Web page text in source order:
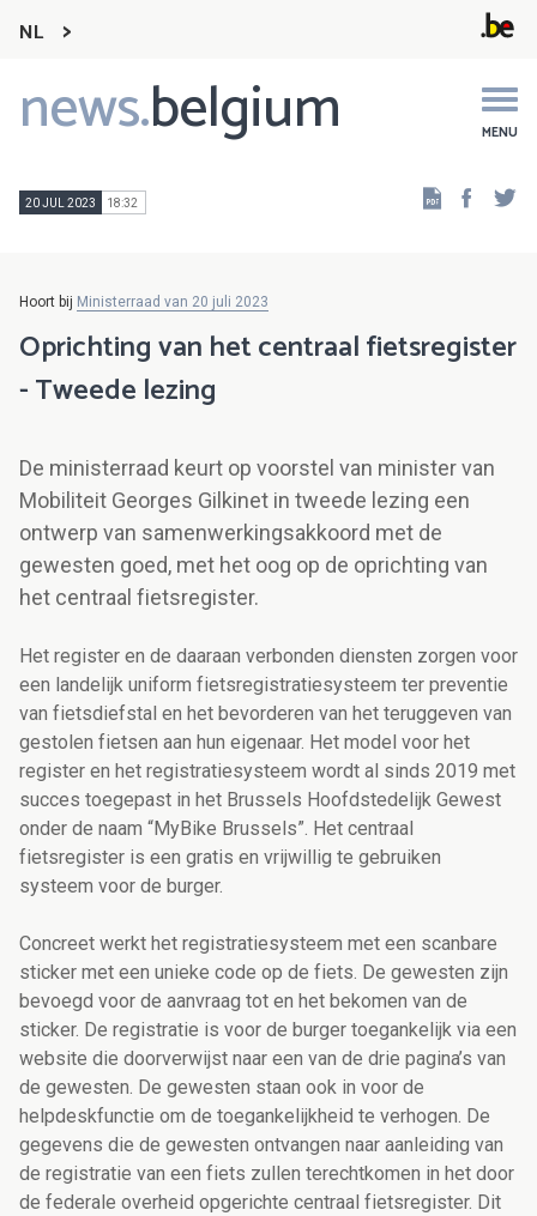
NL
news.belgium MENU
Main
navigation
20 JUL 2023 18:32
Hoort bij Ministerraad van 20 juli 2023
Oprichting van het centraal fietsregister
- Tweede lezing
De ministerraad keurt op voorstel van minister van
Mobiliteit Georges Gilkinet in tweede lezing een
ontwerp van samenwerkingsakkoord met de
gewesten goed, met het oog op de oprichting van
het centraal fietsregister.
Het register en de daaraan verbonden diensten zorgen voor
een landelijk uniform fietsregistratiesysteem ter preventie
van fietsdiefstal en het bevorderen van het teruggeven van
gestolen fietsen aan hun eigenaar. Het model voor het
register en het registratiesysteem wordt al sinds 2019 met
succes toegepast in het Brussels Hoofdstedelijk Gewest
onder de naam “MyBike Brussels”. Het centraal
fietsregister is een gratis en vrijwillig te gebruiken
systeem voor de burger.
Concreet werkt het registratiesysteem met een scanbare
sticker met een unieke code op de fiets. De gewesten zijn
bevoegd voor de aanvraag tot en het bekomen van de
sticker. De registratie is voor de burger toegankelijk via een
website die doorverwijst naar een van de drie pagina’s van
de gewesten. De gewesten staan ook in voor de
helpdeskfunctie om de toegankelijkheid te verhogen. De
gegevens die de gewesten ontvangen naar aanleiding van
de registratie van een fiets zullen terechtkomen in het door
de federale overheid opgerichte centraal fietsregister. Dit